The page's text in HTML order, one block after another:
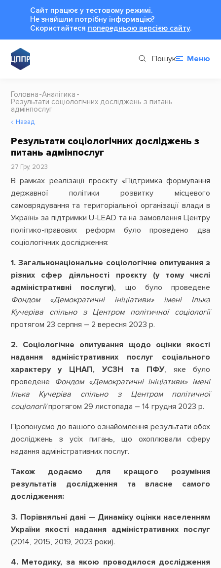
Сайт працює у тестовому режимі.
Не знайшли потрібну інформацію?
Cкористайтеся попередньою версією сайту.
Пошук Меню
Головна Аналітика
Результати соціологічних досліджень з питань
адмінпослуг
Назад
Результати соціологічних досліджень з
питань адмінпослуг
27 Гру, 2023
В рамках реалізації проєкту «Підтримка формування
державної політики розвитку місцевого
самоврядування та територіальної організації влади в
Україні» за підтримки U-LEAD та на замовлення Центру
політико-правових реформ було проведено два
соціологічних дослідження:
1. Загальнонаціональне соціологічне опитування з
різних сфер діяльності проєкту (у тому числі
адміністративні послуги), що було проведене
Фондом «Демократичні ініціативи» імені Ілька
Кучеріва спільно з Центром політичної соціології
протягом 23 серпня – 2 вересня 2023 р.
2. Соціологічне опитування щодо оцінки якості
надання адміністративних послуг соціального
характеру у ЦНАП, УСЗН та ПФУ, яке було
проведене
Фондом «Демократичні ініціативи» імені
Ілька Кучеріва спільно з Центром політичної
соціологіїпротягом 29 листопада – 14 грудня 2023 р.
Пропонуємо до вашого ознайомлення результати обох
досліджень з усіх питань, що охоплювали сферу
надання адміністративних послуг.
Також додаємо для кращого розуміння
результатів дослідження та власне самого
дослідження:
3. Порівняльні дані — Динаміку оцінки населенням
України якості надання адміністративних послуг
(2014, 2015, 2019, 2023 роки).
4. Методику, за якою проводилося дослідження